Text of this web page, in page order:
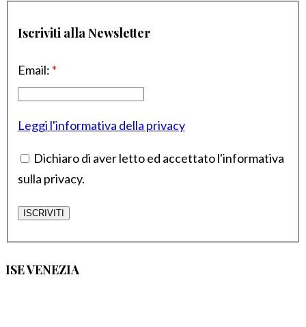
Iscriviti alla Newsletter
Email: *
Leggi l'informativa della privacy
Dichiaro di aver letto ed accettato l'informativa
sulla privacy.
ISE VENEZIA